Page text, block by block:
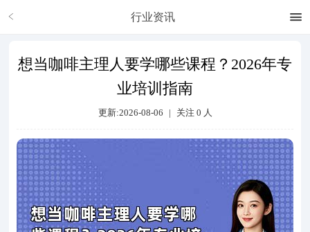
行业资讯
想当咖啡主理人要学哪些课程？2026年专
业培训指南
更新:2026-08-06 | 关注 0 人